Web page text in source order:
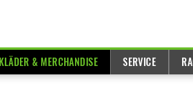
KLÄDER & MERCHANDISE SERVICE